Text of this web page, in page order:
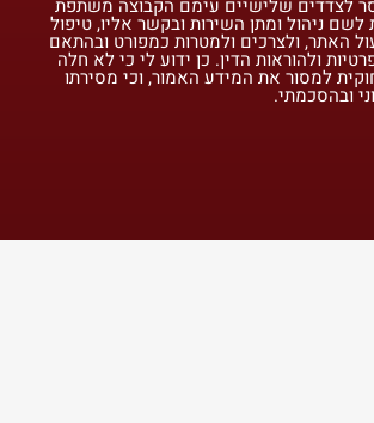
לצדדים שלישיים עימם הקבוצה משתפת
לשם ניהול ומתן השירות ובקשר אליו, טיפול
האתר, ולצרכים ולמטרות כמפורט ובהתאם
ולהוראות הדין. כן ידוע לי כי לא חלה
למסור את המידע האמור, וכי מסירתו
ובהסכמתי.